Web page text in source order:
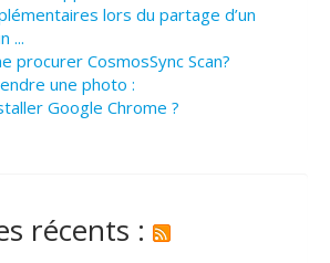
lors du partage d’un
...
procurer CosmosSync Scan?
une photo :
Google Chrome ?
récents :